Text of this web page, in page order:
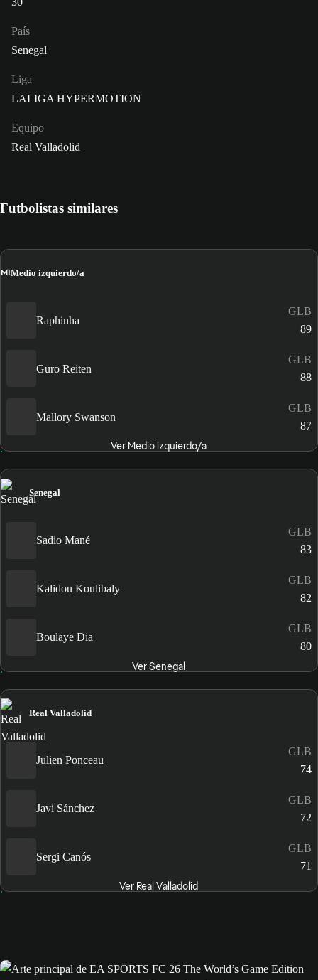
País
Senegal
Liga
LALIGA HYPERMOTION
Equipo
Real Valladolid
Futbolistas similares
MIMedio izquierdo/a
Raphinha
GLB
89
Guro Reiten
GLB
88
Mallory Swanson
GLB
87
Ver Medio izquierdo/a
Senegal
Sadio Mané
GLB
83
Kalidou Koulibaly
GLB
82
Boulaye Dia
GLB
80
Ver Senegal
Real Valladolid
Julien Ponceau
GLB
74
Javi Sánchez
GLB
72
Sergi Canós
GLB
71
Ver Real Valladolid